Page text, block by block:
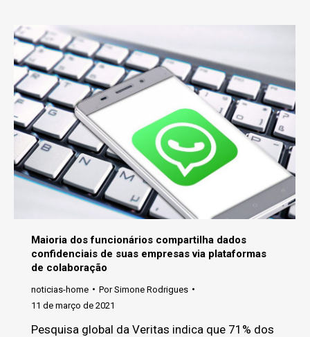
Maioria dos funcionários compartilha dados
confidenciais de suas empresas via plataformas
de colaboração
noticias-home PorSimone Rodrigues
11 de março de 2021
Pesquisa global da Veritas indica que 71% dos